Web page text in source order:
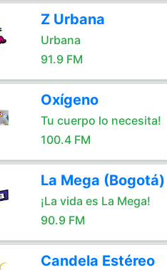
Z Urbana
Urbana
91.9 FM
Oxígeno
Tu cuerpo lo necesita!
100.4 FM
La Mega (Bogotá)
¡La vida es La Mega!
90.9 FM
Candela Estéreo